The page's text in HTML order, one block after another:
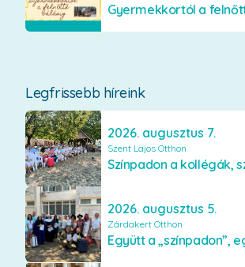
Legfrissebb híreink
2026. augusztus 7.
Szent Lajos Otthon
2026. augusztus 5.
Zárdakert Otthon